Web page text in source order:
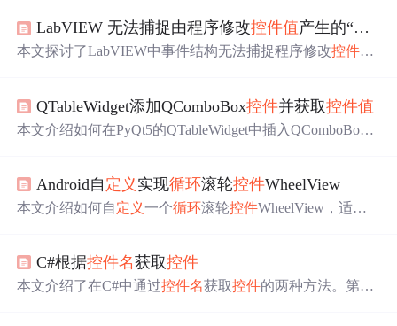
LabVIEW 无法捕捉由程序修改控件值产生的“值
本文探讨了LabVIEW中事件结构无法捕捉程序修改控件值
号）属性节点来模拟用户输入，从而产生并响应‘值改变
’事件。文中附带示例和资料供参考。
QTableWidget添加QComboBox控件并获取控件值
本文介绍如何在PyQt5的QTableWidget中插入QComboBox
Android自 定义 实现循环滚轮控件WheelView
本文介绍如何自定义一个循环滚轮控件WheelView，适用
理。C#根据控件名获取控件
本文介绍了在C#中通过控件名获取控件的两种方法。第一